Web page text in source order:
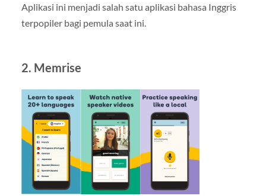
Aplikasi ini menjadi salah satu aplikasi bahasa Inggris
terpopiler bagi pemula saat ini.
2. Memrise